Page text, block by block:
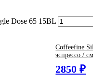
Dose 65 15BL
Coffeefine
эспрессо /
2850 ₽